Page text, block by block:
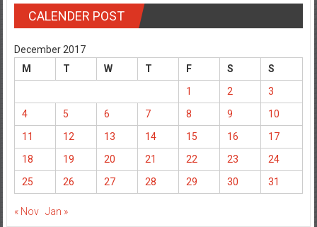
CALENDER POST
December 2017
M
T W T F S
S
1
2
3
4
5 6 7 8 9
10
11
12 13 14 15 16
17
18
19 20 21 22 23
24
25
26 27 28 29 30 31
« Nov Jan »